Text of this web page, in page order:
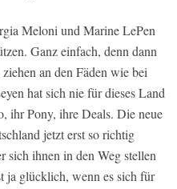
Meloni und Marine LePen
Ganz einfach, denn dann
an den Fäden wie bei
hat sich nie für dieses Land
ihr Pony, ihre Deals. Die neue
jetzt erst so richtig
sich ihnen in den Weg stellen
ja glücklich, wenn es sich für